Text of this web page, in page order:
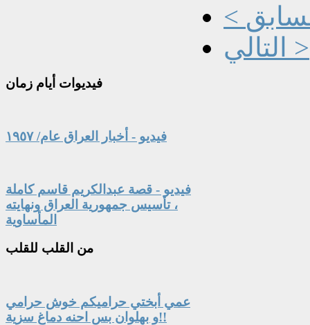
التالي >
فيديوات أيام زمان
فيديو - أخبار العراق عام/ ١٩٥٧
فيديو - قصة عبدالكريم قاسم كاملة
، تأسيس جمهورية العراق ونهايته
المأساوية
من القلب للقلب
عمي أبختي حراميكم خوش حرامي
و بهلوان بس احنه دماغ سزية!!